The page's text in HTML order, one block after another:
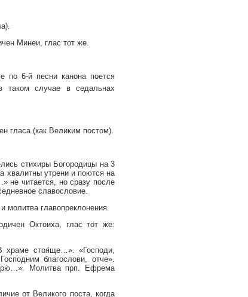
Минеи, глас тот же.
по 6-й песни канона поется
таком случае в седальнах
гласа (как Великим постом).
стихиры Богородицы на 3
хвалитны утрени и поются на
не читается, но сразу после
славословие.
молитва главопреклонения.
Октоиха, глас тот же:
храме стоя́ще…». «Господи,
благослови, отче».
Молитва прп. Ефрема
от Великого поста, когда